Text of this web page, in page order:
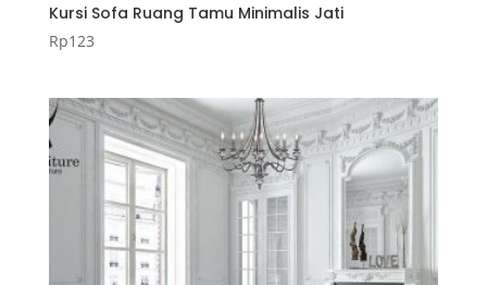
Kursi Sofa Ruang Tamu Minimalis Jati
Rp123